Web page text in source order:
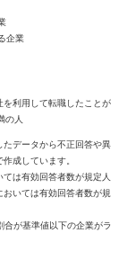
企業
利用して転職したことが
の人
データから不正回答や異
成しています。
は有効回答者数が規定人
いては有効回答者数が規
が基準値以下の企業がラ